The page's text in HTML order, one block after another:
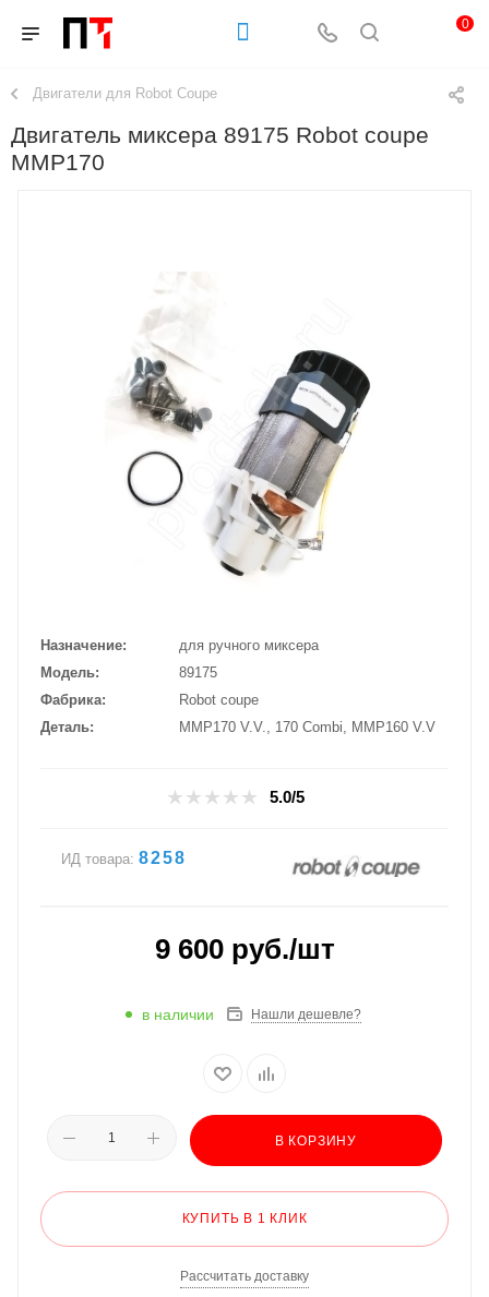
0
Двигатели для Robot Coupe
Двигатель миксера 89175 Robot coupe
MMP170
Назначение
для ручного миксера
Модель
89175
Фабрика
Robot coupe
Деталь
MMP170 V.V., 170 Combi, MMP160 V.V
5.0/5
ИД товара: 8258
9 600руб./шт
в наличии Нашли дешевле?
В КОРЗИНУ
КУПИТЬ В 1 КЛИК
Рассчитать доставку